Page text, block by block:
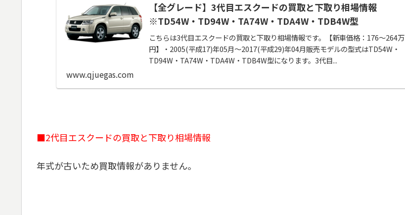
【全グレード】3代目エスクードの買取と下取り相場情報
※TD54W・TD94W・TA74W・TDA4W・TDB4W型
こちらは3代目エスクードの買取と下取り相場情報です。【新車価格：176～264万
円】・2005(平成17)年05月～2017(平成29)年04月販売モデルの型式はTD54W・
TD94W・TA74W・TDA4W・TDB4W型になります。3代目...
www.qjuegas.com
■2代目エスクードの買取と下取り相場情報
年式が古いため買取情報がありません。